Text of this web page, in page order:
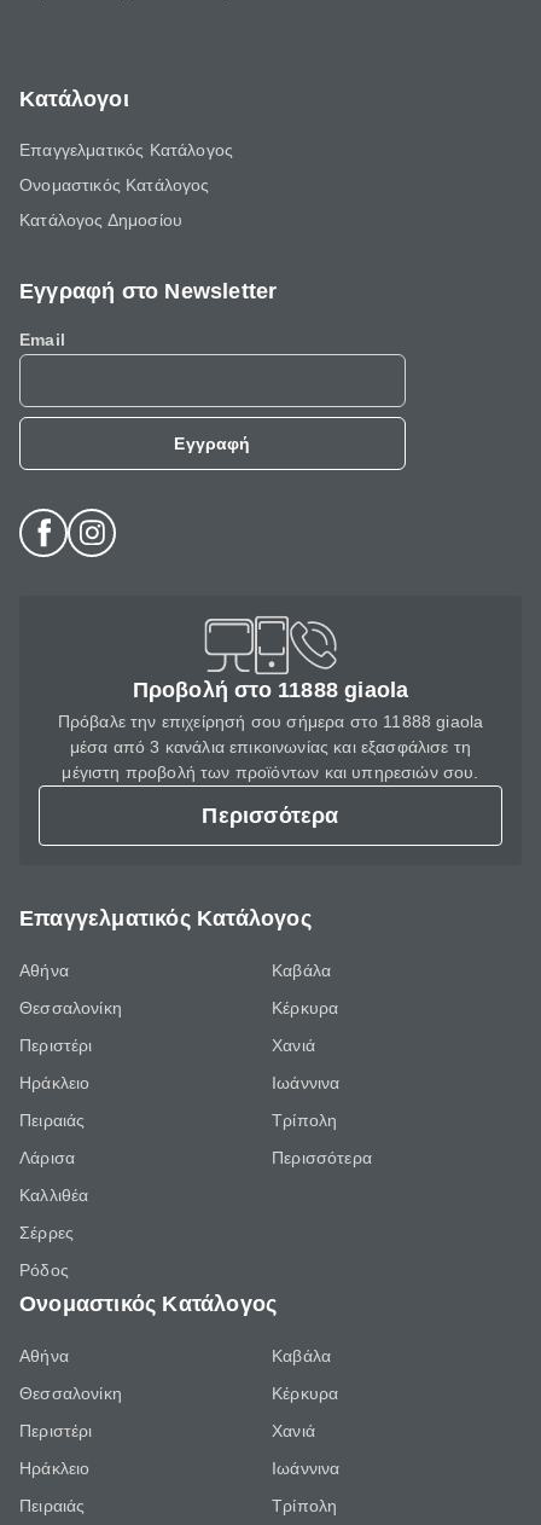
Κατάλογοι
Επαγγελματικός Κατάλογος
Ονομαστικός Κατάλογος
Κατάλογος Δημοσίου
Εγγραφή στο Newsletter
Email
Εγγραφή
Προβολή στο 11888 giaola
Πρόβαλε την επιχείρησή σου σήμερα στο 11888 giaola
μέσα από 3 κανάλια επικοινωνίας και εξασφάλισε τη
μέγιστη προβολή των προϊόντων και υπηρεσιών σου.
Περισσότερα
Επαγγελματικός Κατάλογος
Αθήνα
Θεσσαλονίκη
Περιστέρι
Ηράκλειο
Πειραιάς
Λάρισα
Καλλιθέα
Σέρρες
Ρόδος
Καβάλα
Κέρκυρα
Χανιά
Ιωάννινα
Τρίπολη
Περισσότερα
Ονομαστικός Κατάλογος
Αθήνα
Θεσσαλονίκη
Περιστέρι
Ηράκλειο
Πειραιάς
Καβάλα
Κέρκυρα
Χανιά
Ιωάννινα
Τρίπολη